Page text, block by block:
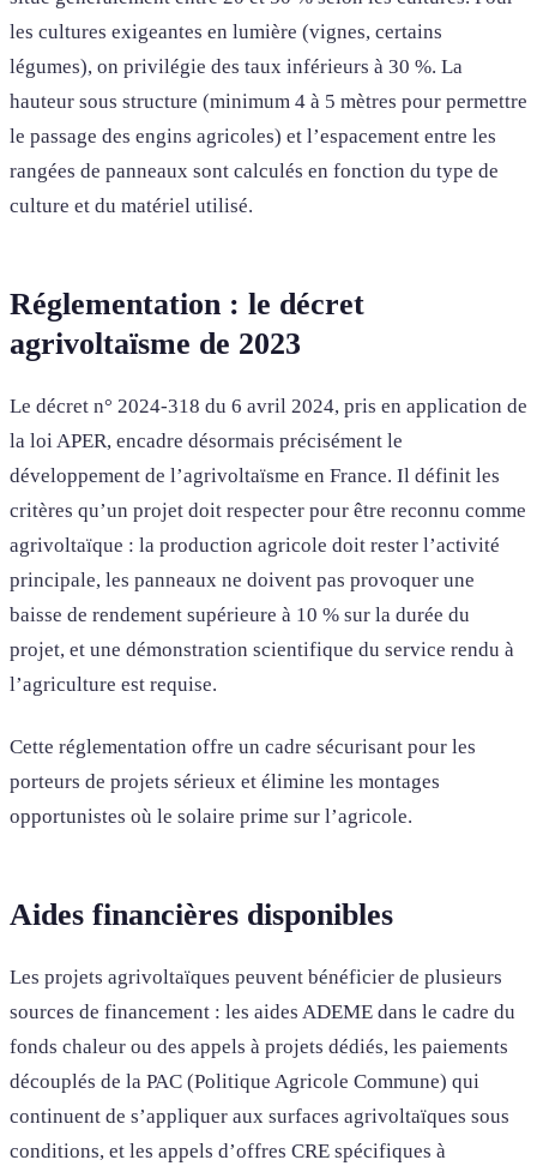
les cultures exigeantes en lumière (vignes, certains
légumes), on privilégie des taux inférieurs à 30 %. La
hauteur sous structure (minimum 4 à 5 mètres pour permettre
le passage des engins agricoles) et l’espacement entre les
rangées de panneaux sont calculés en fonction du type de
culture et du matériel utilisé.
Réglementation : le décret
agrivoltaïsme de 2023
Le décret n° 2024-318 du 6 avril 2024, pris en application de
la loi APER, encadre désormais précisément le
développement de l’agrivoltaïsme en France. Il définit les
critères qu’un projet doit respecter pour être reconnu comme
agrivoltaïque : la production agricole doit rester l’activité
principale, les panneaux ne doivent pas provoquer une
baisse de rendement supérieure à 10 % sur la durée du
projet, et une démonstration scientifique du service rendu à
l’agriculture est requise.
Cette réglementation offre un cadre sécurisant pour les
porteurs de projets sérieux et élimine les montages
opportunistes où le solaire prime sur l’agricole.
Aides financières disponibles
Les projets agrivoltaïques peuvent bénéficier de plusieurs
sources de financement : les aides ADEME dans le cadre du
fonds chaleur ou des appels à projets dédiés, les paiements
découplés de la PAC (Politique Agricole Commune) qui
continuent de s’appliquer aux surfaces agrivoltaïques sous
conditions, et les appels d’offres CRE spécifiques à